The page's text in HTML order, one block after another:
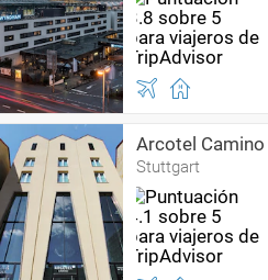
Arcotel
Stuttgart